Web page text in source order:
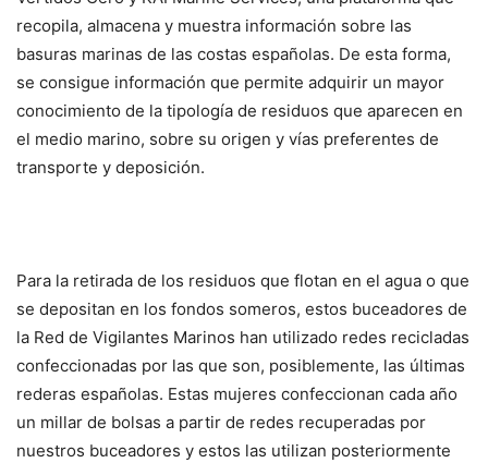
recopila, almacena y muestra información sobre las
basuras marinas de las costas españolas. De esta forma,
se consigue información que permite adquirir un mayor
conocimiento de la tipología de residuos que aparecen en
el medio marino, sobre su origen y vías preferentes de
transporte y deposición.
Para la retirada de los residuos que flotan en el agua o que
se depositan en los fondos someros, estos buceadores de
la Red de Vigilantes Marinos han utilizado redes recicladas
confeccionadas por las que son, posiblemente, las últimas
rederas españolas. Estas mujeres confeccionan cada año
un millar de bolsas a partir de redes recuperadas por
nuestros buceadores y estos las utilizan posteriormente